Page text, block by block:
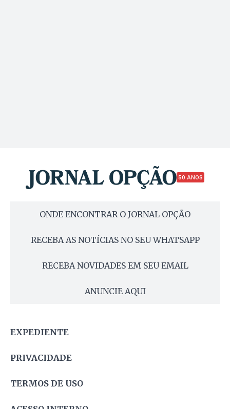
50 ANOS
ONDE ENCONTRAR O JORNAL OPÇÃO
RECEBA AS NOTÍCIAS NO SEU WHATSAPP
RECEBA NOVIDADES EM SEU EMAIL
ANUNCIE AQUI
EXPEDIENTE
PRIVACIDADE
TERMOS DE USO